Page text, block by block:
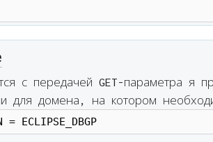
с передачей GET-параметра я
для домена, на котором
= ECLIPSE_DBGP